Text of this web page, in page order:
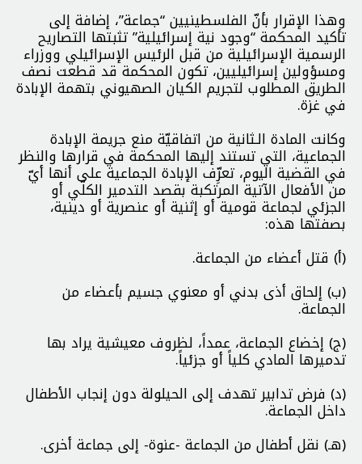
وهذا الإقرار بأنّ الفلسطينيين “جماعة”، إضافة إلى
تأكيد المحكمة “وجود نية إسرائيلية” تثبتها التصاريح
الرسمية الإسرائيلية من قبل الرئيس الإسرائيلي ووزراء
ومسؤولين إسرائيليين، تكون المحكمة قد قطعت نصف
الطريق المطلوب لتجريم الكيان الصهيوني بتهمة الإبادة
في غزة.
وكانت المادة الـثانية من اتفاقيّة منع جريمة الإبادة
الجماعية، التي تستند إليها المحكمة في قرارها والنظر
في القضية اليوم، تعرِّف الإبادة الجماعية على أنها أيّ
من الأفعال الآتية المرتكبة بقصد التدمير الكلّي أو
الجزئي لجماعة قومية أو إثنية أو عنصرية أو دينية،
بصفتها هذه:
(أ) قتل أعضاء من الجماعة.
(ب) إلحاق أذى بدني أو معنوي جسيم بأعضاء من
الجماعة.
(ج) إخضاع الجماعة، عمداً، لظروف معيشية يراد بها
تدميرها المادي كلياً أو جزئياً.
(د) فرض تدابير تهدف إلى الحيلولة دون إنجاب الأطفال
داخل الجماعة.
(هـ) نقل أطفال من الجماعة -عنوة- إلى جماعة أخرى.